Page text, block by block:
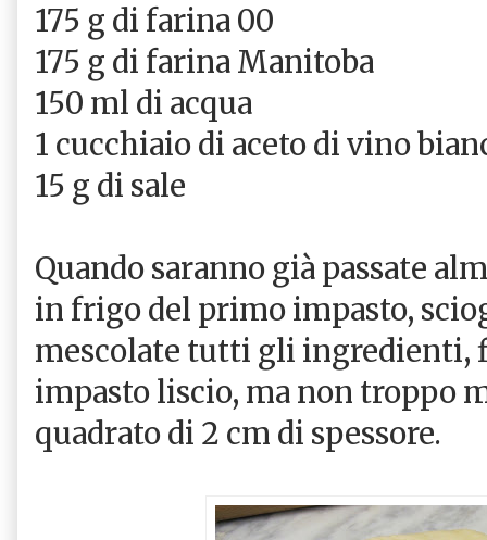
175 g di farina 00
175 g di farina Manitoba
150 ml di acqua
1 cucchiaio di aceto di vino
15 g di sale
Quando saranno già passate
in frigo del primo impasto,
mescolate tutti gli ingredienti,
impasto liscio, ma non troppo
quadrato di 2 cm di spessore.